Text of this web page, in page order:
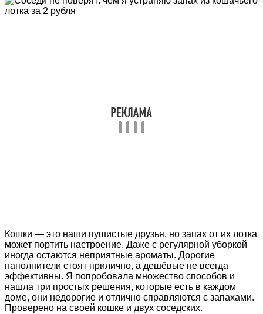
Кошки — это наши пушистые друзья, но запах от их лотка
может портить настроение. Даже с регулярной уборкой
иногда остаются неприятные ароматы. Дорогие
наполнители стоят прилично, а дешёвые не всегда
эффективны. Я попробовала множество способов и
нашла три простых решения, которые есть в каждом
доме, они недорогие и отлично справляются с запахами.
Проверено на своей кошке и двух соседских.